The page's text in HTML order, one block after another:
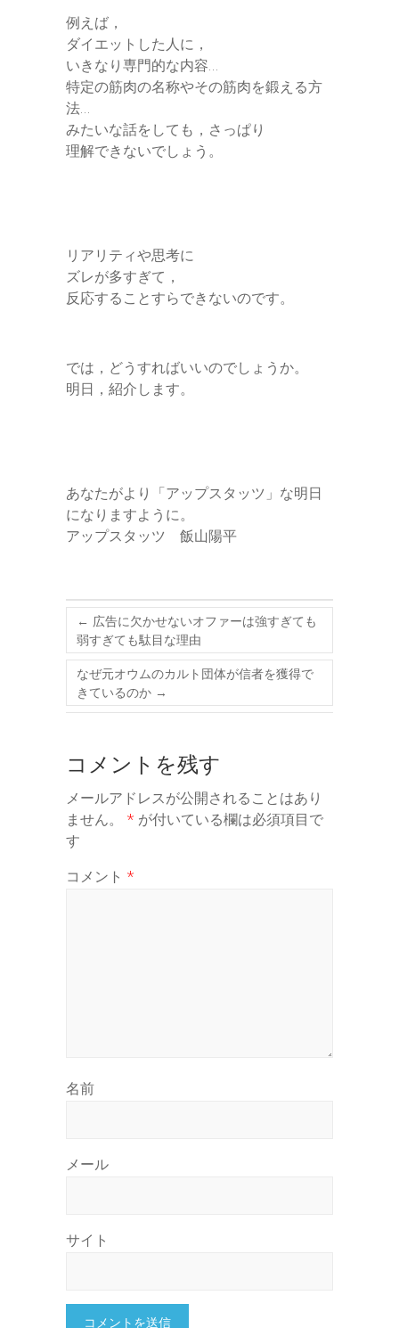
例えば，
ダイエットした人に，
いきなり専門的な内容…
特定の筋肉の名称やその筋肉を鍛える方
法…
みたいな話をしても，さっぱり
理解できないでしょう。
リアリティや思考に
ズレが多すぎて，
反応することすらできないのです。
では，どうすればいいのでしょうか。
明日，紹介します。
あなたがより「アップスタッツ」な明日
になりますように。
アップスタッツ 飯山陽平
← 広告に欠かせないオファーは強すぎても
弱すぎても駄目な理由
なぜ元オウムのカルト団体が信者を獲得で
きているのか →
コメントを残す
メールアドレスが公開されることはあり
ません。
* が付いている欄は必須項目で
す
コメント *
名前
メール
サイト